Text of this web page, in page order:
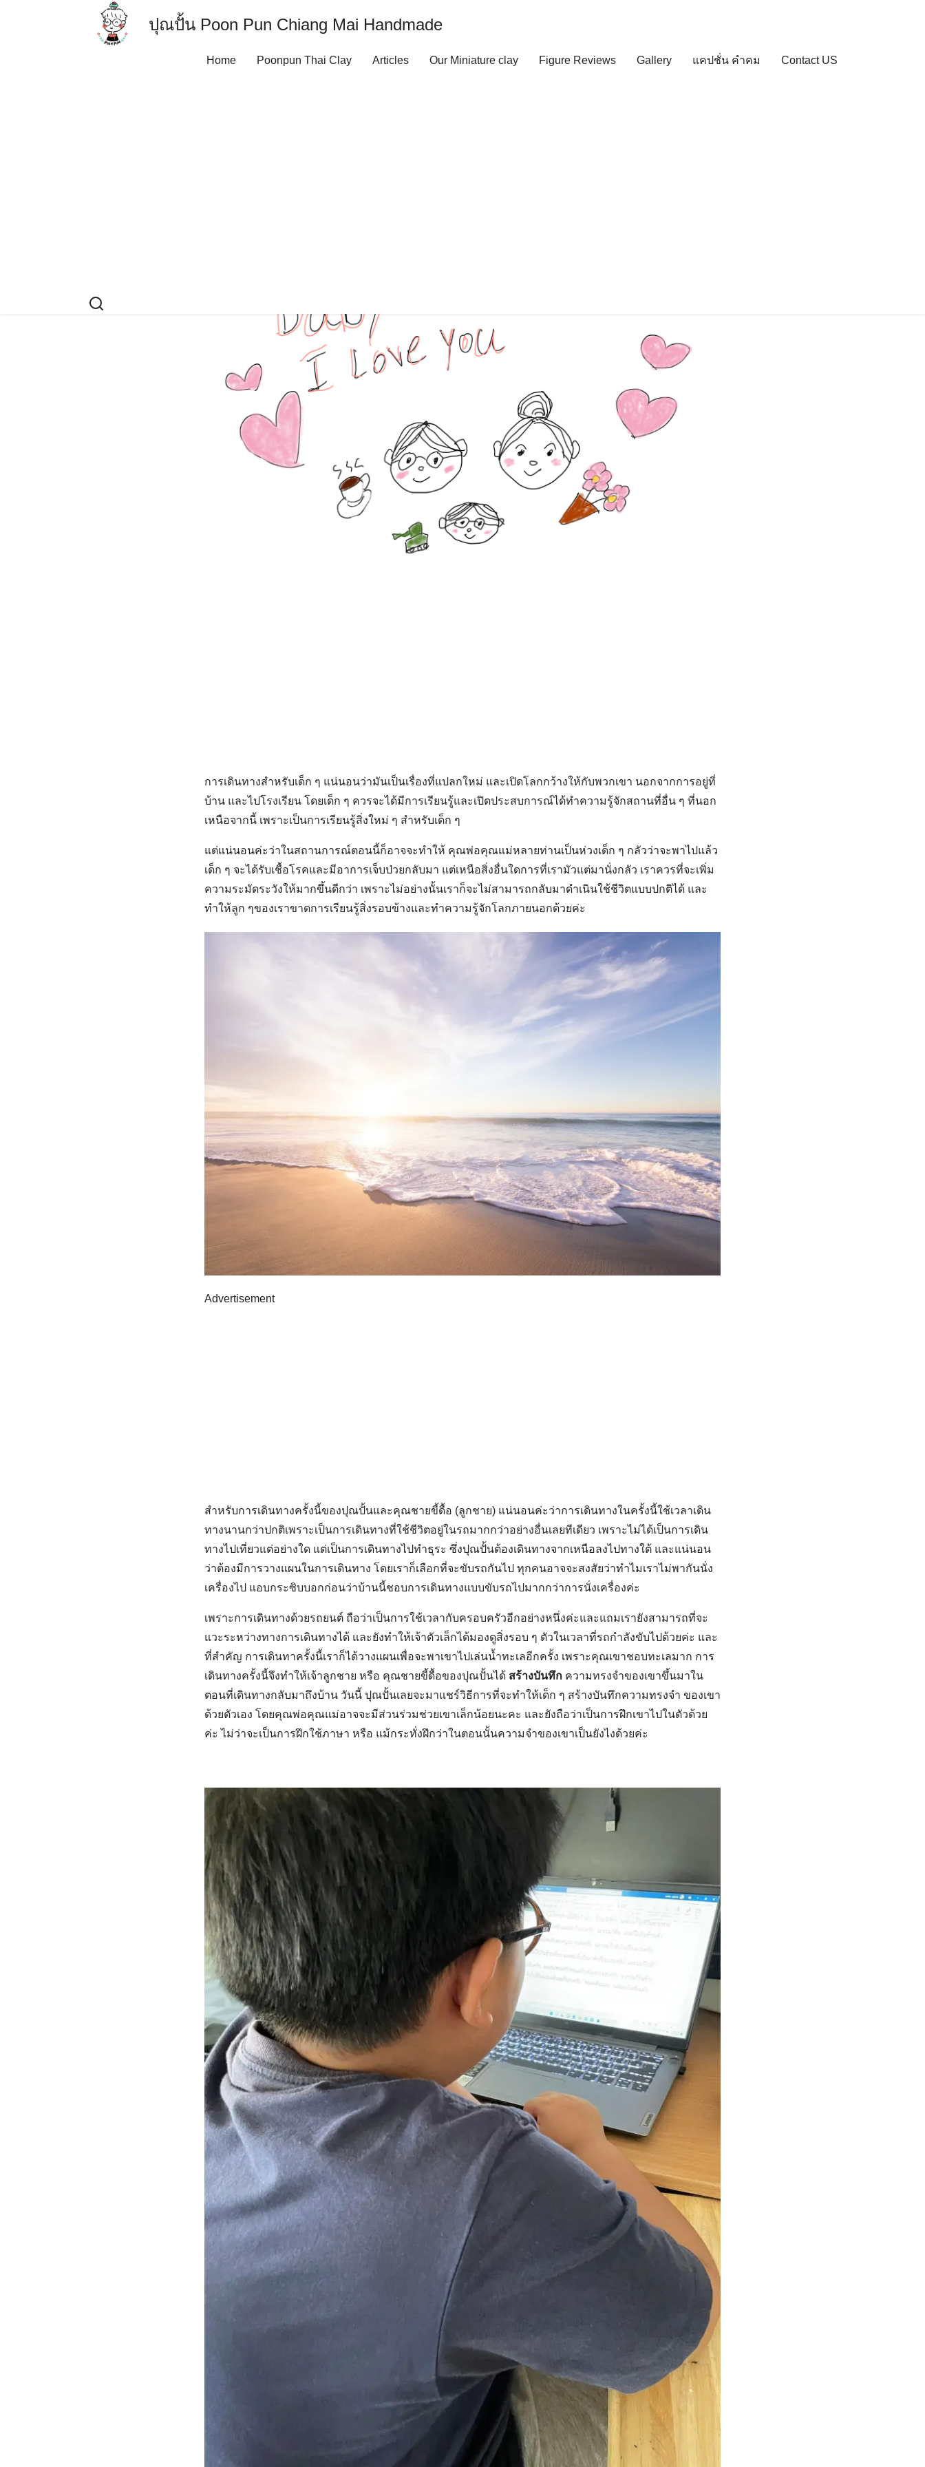
ปุณปั้น Poon Pun Chiang Mai Handmade
Home Poonpun Thai Clay Articles Our Miniature clay Figure Reviews Gallery แคปชั่น คำคม Contact US
Search
for:
การเดินทางสำหรับเด็ก ๆ แน่นอนว่ามันเป็นเรื่องที่แปลกใหม่ และเปิดโลกกว้างให้กับพวกเขา นอกจากการอยู่ที่
บ้าน และไปโรงเรียน โดยเด็ก ๆ ควรจะได้มีการเรียนรู้และเปิดประสบการณ์ได้ทำความรู้จักสถานที่อื่น ๆ ที่นอก
เหนือจากนี้ เพราะเป็นการเรียนรู้สิ่งใหม่ ๆ สำหรับเด็ก ๆ
แต่แน่นอนค่ะว่าในสถานการณ์ตอนนี้ก็อาจจะทำให้ คุณพ่อคุณแม่หลายท่านเป็นห่วงเด็ก ๆ กลัวว่าจะพาไปแล้ว
เด็ก ๆ จะได้รับเชื้อโรคและมีอาการเจ็บป่วยกลับมา แต่เหนือสิ่งอื่นใดการที่เรามัวแต่มานั่งกลัว เราควรที่จะเพิ่ม
ความระมัดระวังให้มากขึ้นดีกว่า เพราะไม่อย่างนั้นเราก็จะไม่สามารถกลับมาดำเนินใช้ชีวิตแบบปกติได้ และ
ทำให้ลูก ๆของเราขาดการเรียนรู้สิ่งรอบข้างและทำความรู้จักโลกภายนอกด้วยค่ะ
Advertisement
สำหรับการเดินทางครั้งนี้ของปุณปั้นและคุณชายขี้ดื้อ (ลูกชาย) แน่นอนค่ะว่าการเดินทางในครั้งนี้ใช้เวลาเดิน
ทางนานกว่าปกติเพราะเป็นการเดินทางที่ใช้ชีวิตอยู่ในรถมากกว่าอย่างอื่นเลยทีเดียว เพราะไม่ได้เป็นการเดิน
ทางไปเที่ยวแต่อย่างใด แต่เป็นการเดินทางไปทำธุระ ซึ่งปุณปั้นต้องเดินทางจากเหนือลงไปทางใต้ และแน่นอน
ว่าต้องมีการวางแผนในการเดินทาง โดยเราก็เลือกที่จะขับรถกันไป ทุกคนอาจจะสงสัยว่าทำไมเราไม่พากันนั่ง
เครื่องไป แอบกระซิบบอกก่อนว่าบ้านนี้ชอบการเดินทางแบบขับรถไปมากกว่าการนั่งเครื่องค่ะ
เพราะการเดินทางด้วยรถยนต์ ถือว่าเป็นการใช้เวลากับครอบครัวอีกอย่างหนึ่งค่ะและแถมเรายังสามารถที่จะ
แวะระหว่างทางการเดินทางได้ และยังทำให้เจ้าตัวเล็กได้มองดูสิ่งรอบ ๆ ตัวในเวลาที่รถกำลังขับไปด้วยค่ะ และ
ที่สำคัญ การเดินทาครั้งนี้เราก็ได้วางแผนเพื่อจะพาเขาไปเล่นน้ำทะเลอีกครั้ง เพราะคุณเขาชอบทะเลมาก การ
เดินทางครั้งนี้จึงทำให้เจ้าลูกชาย หรือ คุณชายขี้ดื้อของปุณปั้นได้ สร้างบันทึก ความทรงจำของเขาขึ้นมาใน
ตอนที่เดินทางกลับมาถึงบ้าน วันนี้ ปุณปั้นเลยจะมาแชร์วิธีการที่จะทำให้เด็ก ๆ สร้างบันทึกความทรงจำ ของเขา
ด้วยตัวเอง โดยคุณพ่อคุณแม่อาจจะมีส่วนร่วมช่วยเขาเล็กน้อยนะคะ และยังถือว่าเป็นการฝึกเขาไปในตัวด้วย
ค่ะ ไม่ว่าจะเป็นการฝึกใช้ภาษา หรือ แม้กระทั่งฝึกว่าในตอนนั้นความจำของเขาเป็นยังไงด้วยค่ะ